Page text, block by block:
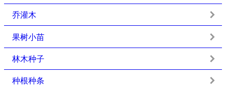
乔灌木
果树小苗
林木种子
种根种条